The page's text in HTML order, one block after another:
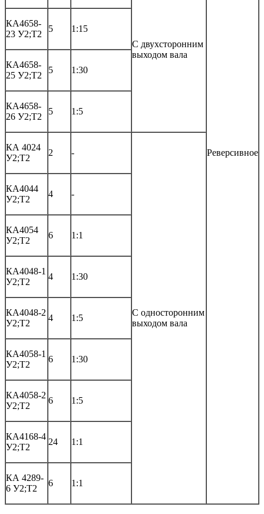
Реверсивное
С двухсторонним
выходом вала
КА4658-
23 У2;Т2
5 1:15
КА4658-
25 У2;Т2
5 1:30
КА4658-
26 У2;Т2
5 1:5
КА 4024
У2;Т2
2 -
С односторонним
выходом вала
КА4044
У2;Т2
4 -
КА4054
У2;Т2
6 1:1
КА4048-1
У2;Т2
4 1:30
КА4048-2
У2;Т2
4 1:5
КА4058-1
У2;Т2
6 1:30
КА4058-2
У2;Т2
6 1:5
КА4168-4
У2;Т2
24 1:1
КА 4289-
6 У2;Т2
6 1:1